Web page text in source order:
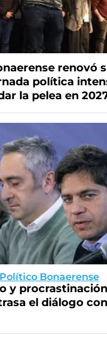
renovó
política
la pelea en
Bonaerense
y
el diálogo